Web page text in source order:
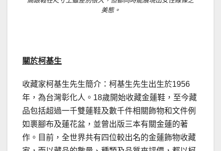
美態。
關於柯基生
收藏家柯基生先生簡介：柯基生先生出生於1956
年，為台灣彰化人。18歲開始收藏金蓮鞋，至今藏
品包括超過一千雙蓮鞋及數千件相關飾物和文件例
如裹腳布及蓮花盆，並曾出版三本有關金蓮的著
作。目前，全世界共有四位較出名的金蓮飾物收藏